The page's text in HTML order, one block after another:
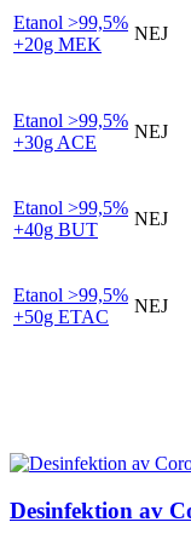
Etanol >99,5%
+20g MEK
NEJ
Etanol >99,5%
+30g ACE
NEJ
Etanol >99,5%
+40g BUT
NEJ
Etanol >99,5%
+50g ETAC
NEJ
Desinfektion av